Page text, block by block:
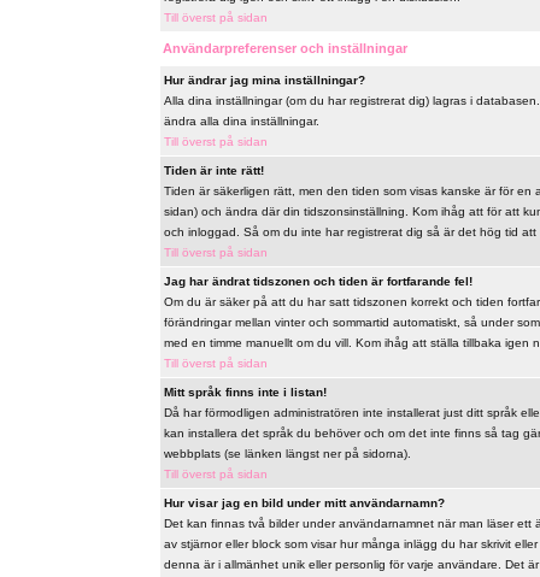
Till överst på sidan
Användarpreferenser och inställningar
Hur ändrar jag mina inställningar?
Alla dina inställningar (om du har registrerat dig) lagras i
ändra alla dina inställningar.
Till överst på sidan
Tiden är inte rätt!
Tiden är säkerligen rätt, men den tiden som visas kanske är för
sidan) och ändra där din tidszonsinställning. Kom ihåg att för att
och inloggad. Så om du inte har registrerat dig så är det hög tid
Till överst på sidan
Jag har ändrat tidszonen och tiden är fortfarande fel!
Om du är säker på att du har satt tidszonen korrekt och tiden
förändringar mellan vinter och sommartid automatiskt, så under
med en timme manuellt om du vill. Kom ihåg att ställa tillbaka igen
Till överst på sidan
Mitt språk finns inte i listan!
Då har förmodligen administratören inte installerat just ditt språk
kan installera det språk du behöver och om det inte finns så tag
webbplats (se länken längst ner på sidorna).
Till överst på sidan
Hur visar jag en bild under mitt användarnamn?
Det kan finnas två bilder under användarnamnet när man läser
av stjärnor eller block som visar hur många inlägg du har skrivit
denna är i allmänhet unik eller personlig för varje användare. Det